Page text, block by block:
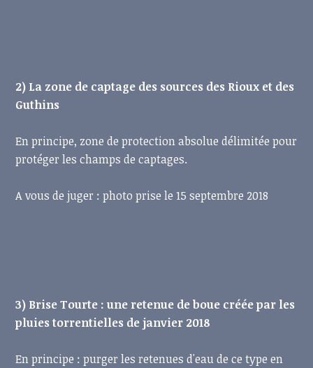
2) La zone de captage des sources des Rioux et des
Guthins
En principe, zone de protection absolue délimitée pour
protéger les champs de captages.
A vous de juger : photo prise le 15 septembre 2018
3) Brise Tourte : une retenue de boue créée par les
pluies torrentielles de janvier 2018
En principe : purger les retenues d'eau de ce type en